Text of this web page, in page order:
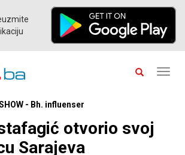
- Bh. influenser
otvorio svoj
Sarajeva